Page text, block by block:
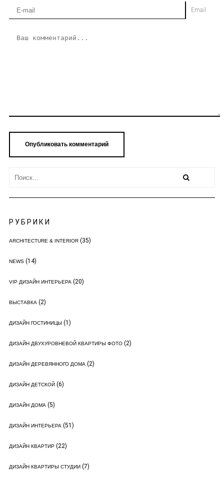
Email
РУБРИКИ
ARCHITECTURE & INTERIOR(35)
NEWS(14)
VIP ДИЗАЙН ИНТЕРЬЕРА(20)
ВЫСТАВКА(2)
ДИЗАЙН ГОСТИНИЦЫ (1)
ДИЗАЙН ДВУХУРОВНЕВОЙ КВАРТИРЫ ФОТО(2)
ДИЗАЙН ДЕРЕВЯННОГО ДОМА(2)
ДИЗАЙН ДЕТСКОЙ(6)
ДИЗАЙН ДОМА(5)
ДИЗАЙН ИНТЕРЬЕРА(51)
ДИЗАЙН КВАРТИР(22)
ДИЗАЙН КВАРТИРЫ СТУДИИ(7)